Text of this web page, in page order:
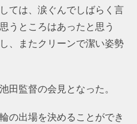
ては、涙ぐんでしばらく言
うところはあったと思う
、またクリーンで潔い姿勢
田監督の会見となった。
の出場を決めることができ